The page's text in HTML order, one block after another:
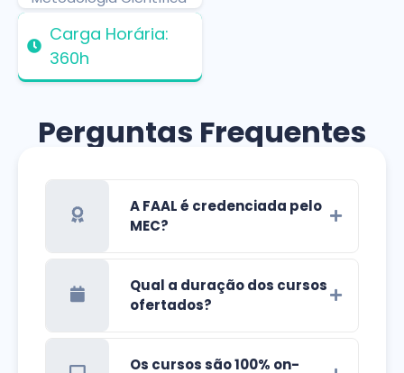
Carga Horária:
360h
Perguntas Frequentes
A FAAL é credenciada pelo
MEC?
Qual a duração dos cursos
ofertados?
Os cursos são 100% on-